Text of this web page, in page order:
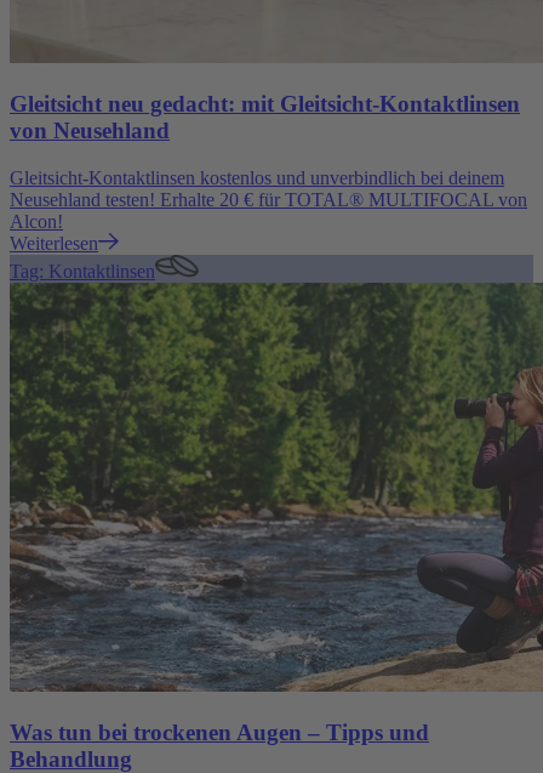
Gleitsicht neu gedacht: mit Gleitsicht-Kontaktlinsen
von Neusehland
Gleitsicht-Kontaktlinsen kostenlos und unverbindlich bei deinem
Neusehland testen! Erhalte 20 € für TOTAL® MULTIFOCAL von
Alcon!
Weiterlesen
Tag: Kontaktlinsen
Was tun bei trockenen Augen – Tipps und
Behandlung